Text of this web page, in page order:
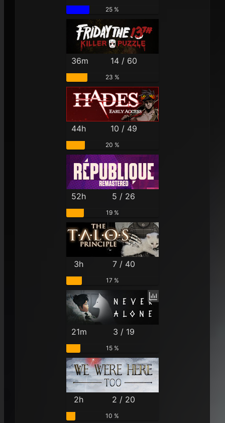
25 %
36m 14 / 60
23 %
44h 10 / 49
20 %
52h 5 / 26
19 %
3h 7 / 40
17 %
21m 3 / 19
15 %
2h 2 / 20
10 %